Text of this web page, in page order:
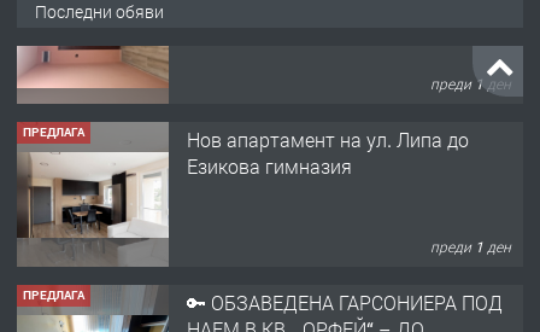
Последни обяви
ПРЕДЛАГА
ПРЕДЛАГА
ХАСКОВО